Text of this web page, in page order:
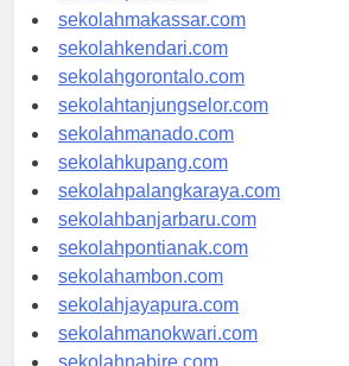
sekolahpalu.com
sekolahmakassar.com
sekolahkendari.com
sekolahgorontalo.com
sekolahtanjungselor.com
sekolahmanado.com
sekolahkupang.com
sekolahpalangkaraya.com
sekolahbanjarbaru.com
sekolahpontianak.com
sekolahambon.com
sekolahjayapura.com
sekolahmanokwari.com